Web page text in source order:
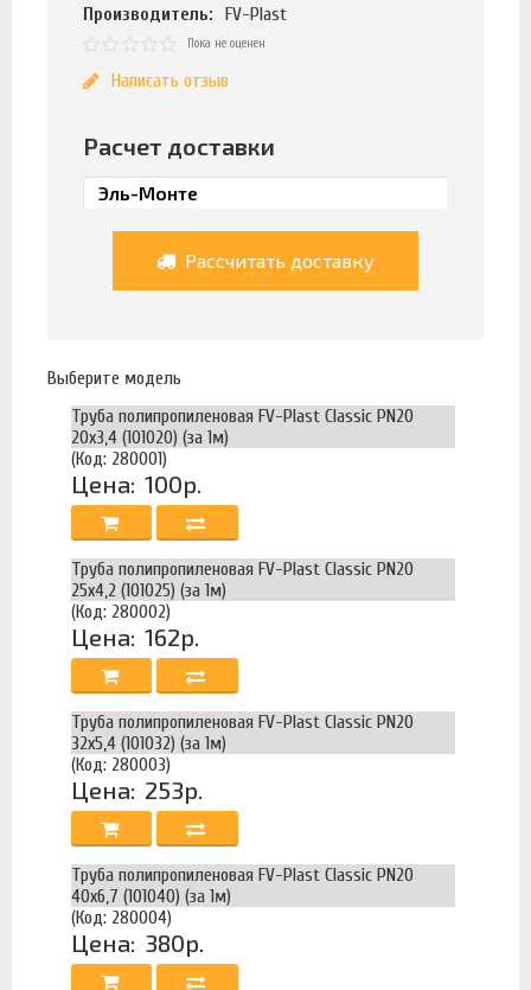
Производитель:
FV-Plast
Пока не оценен
Написать отзыв
Расчет доставки
Рассчитать доставку
Выберите модель
Труба полипропиленовая FV-Plast Classic PN20
20х3,4 (101020) (за 1м)
(Код: 280001)
Цена: 100р.
Труба полипропиленовая FV-Plast Classic PN20
25х4,2 (101025) (за 1м)
(Код: 280002)
Цена: 162р.
Труба полипропиленовая FV-Plast Classic PN20
32х5,4 (101032) (за 1м)
(Код: 280003)
Цена: 253р.
Труба полипропиленовая FV-Plast Classic PN20
40х6,7 (101040) (за 1м)
(Код: 280004)
Цена: 380р.